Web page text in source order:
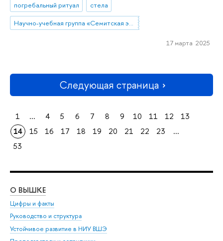
погребальный ритуал
стела
Научно-учебная группа «Семитская эпиграфика в цифровую эпоху»
17 марта 2025
Следующая страница
1 ... 4 5 6 7 8 9 10 11 12
13
14
15 16 17 18 19 20 21 22 23
...
53
О ВЫШКЕ
Цифры и факты
Руководство и структура
Устойчивое развитие в НИУ ВШЭ